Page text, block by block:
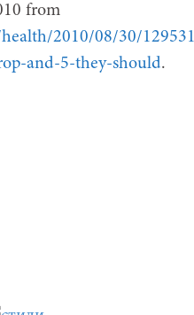
from
2010/08/30/
and-5-they-should.